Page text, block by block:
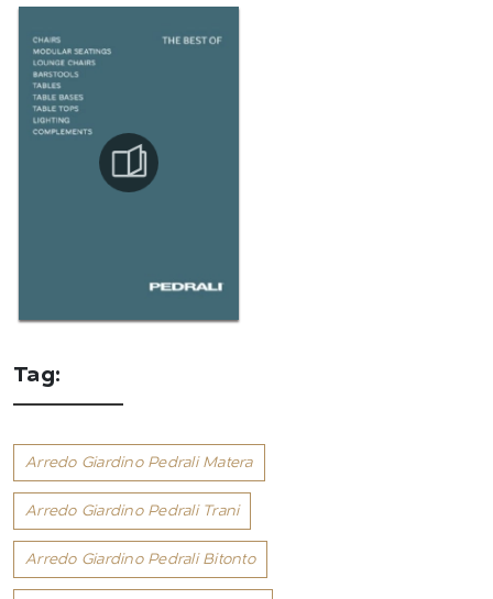
Tag:
Arredo Giardino Pedrali Matera
Arredo Giardino Pedrali Trani
Arredo Giardino Pedrali Bitonto